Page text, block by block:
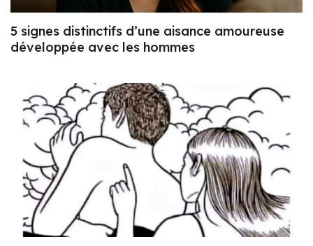
5 signes distinctifs d’une aisance amoureuse
développée avec les hommes